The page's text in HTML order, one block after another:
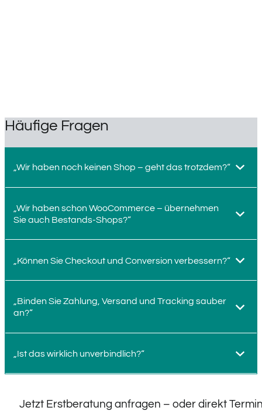
Häufige Fragen
„Wir haben noch keinen Shop – geht das trotzdem?“
Ja. Gerade dann ist das Gespräch wertvoll: Wir klären Shop-
Struktur, Produktlogik, Checkout, Versand/Zahlung und was
„Wir haben schon WooCommerce – übernehmen
Sie auch Bestands-Shops?“
Ja. Ob Optimierung, Relaunch oder Betreuung: Wir steigen ein,
„Können Sie Checkout und Conversion verbessern?“
Ja. Wir analysieren Reibungspunkte (Struktur, Produktseite,
Warenkorb, Checkout) und setzen gezielte Maßnahmen um, die
„Binden Sie Zahlung, Versand und Tracking sauber
an?“
Ja. Wir integrieren die relevanten Dienste so, dass sie stabil
„Ist das wirklich unverbindlich?“
Schritte – ohne Verpflichtung.
Jetzt Erstberatung anfragen – oder direkt